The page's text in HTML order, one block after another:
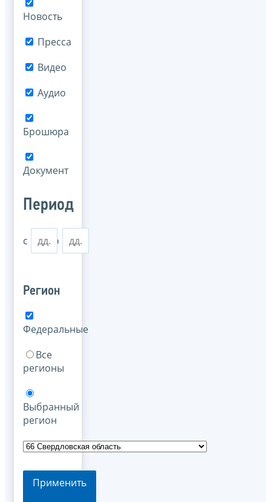
Новость
Пресса
Видео
Аудио
Брошюра
Документ
Период
с по
Регион
Федеральные
Все
регионы
Выбранный
регион
Применить